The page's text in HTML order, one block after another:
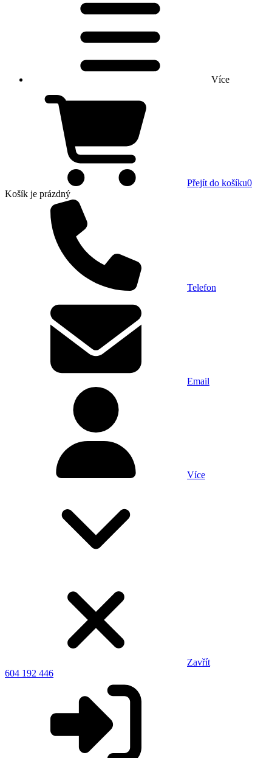
Více
Přejít do košíku0
Košík je prázdný
Telefon
Email
Více
Zavřít
604 192 446